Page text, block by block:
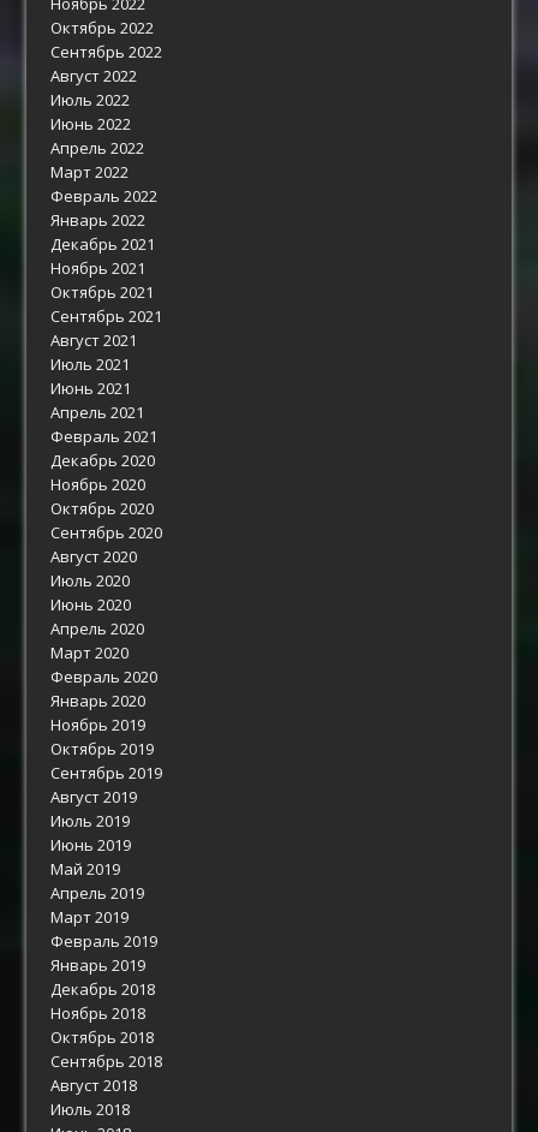
Октябрь 2022
Сентябрь 2022
Август 2022
Июль 2022
Июнь 2022
Апрель 2022
Март 2022
Февраль 2022
Январь 2022
Декабрь 2021
Ноябрь 2021
Октябрь 2021
Сентябрь 2021
Август 2021
Июль 2021
Июнь 2021
Апрель 2021
Февраль 2021
Декабрь 2020
Ноябрь 2020
Октябрь 2020
Сентябрь 2020
Август 2020
Июль 2020
Июнь 2020
Апрель 2020
Март 2020
Февраль 2020
Январь 2020
Ноябрь 2019
Октябрь 2019
Сентябрь 2019
Август 2019
Июль 2019
Июнь 2019
Май 2019
Апрель 2019
Март 2019
Февраль 2019
Январь 2019
Декабрь 2018
Ноябрь 2018
Октябрь 2018
Сентябрь 2018
Август 2018
Июль 2018